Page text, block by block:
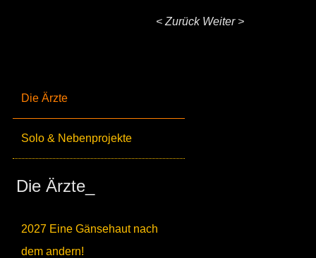
Die Ärzte
Solo & Nebenprojekte
Die Ärzte_
2027 Eine Gänsehaut nach
dem andern!
< Zurück Weiter >